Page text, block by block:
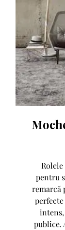
pentru
remarcă
publice.